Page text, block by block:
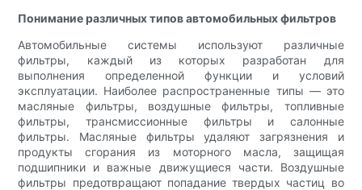
Понимание различных типов автомобильных фильтров
Автомобильные системы используют различные
фильтры, каждый из которых разработан для
выполнения определенной функции и условий
эксплуатации. Наиболее распространенные типы — это
масляные фильтры, воздушные фильтры, топливные
фильтры, трансмиссионные фильтры и салонные
фильтры. Масляные фильтры удаляют загрязнения и
продукты сгорания из моторного масла, защищая
подшипники и важные движущиеся части. Воздушные
фильтры предотвращают попадание твердых частиц во